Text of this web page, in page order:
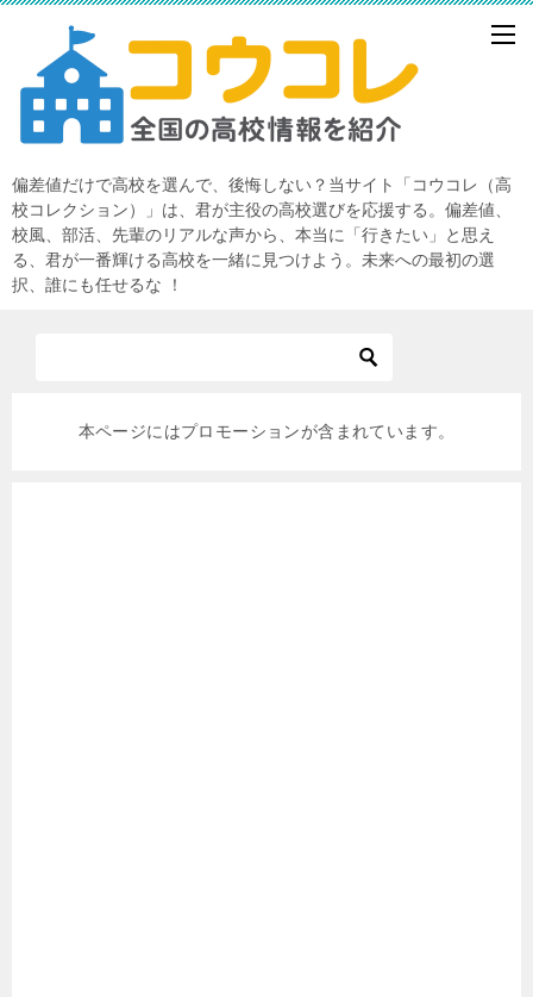
偏差値だけで高校を選んで、後悔しない？当サイト「コウコレ（高
校コレクション）」は、君が主役の高校選びを応援する。偏差値、
校風、部活、先輩のリアルな声から、本当に「行きたい」と思え
る、君が一番輝ける高校を一緒に見つけよう。未来への最初の選
択、誰にも任せるな ！
本ページにはプロモーションが含まれています。